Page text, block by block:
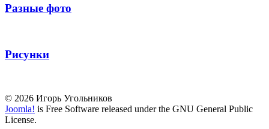
Разные фото
Рисунки
© 2026 Игорь Угольников
Joomla! is Free Software released under the GNU General Public
License.